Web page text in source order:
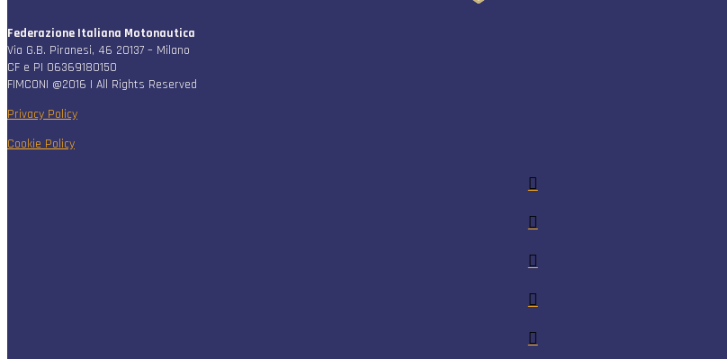
Federazione Italiana Motonautica
Via G.B. Piranesi, 46 20137 – Milano
CF e PI 06369180150
FIMCONI @2016 | All Rights Reserved
Privacy Policy
Cookie Policy